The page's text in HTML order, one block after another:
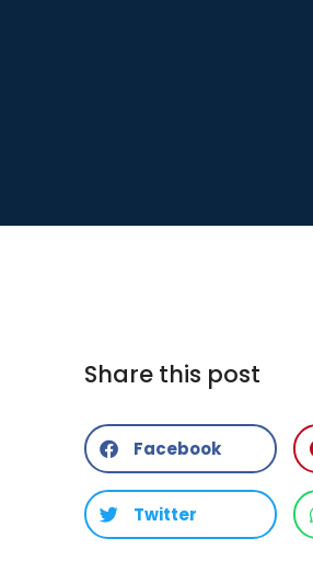
Share this post
Facebook
Twitter